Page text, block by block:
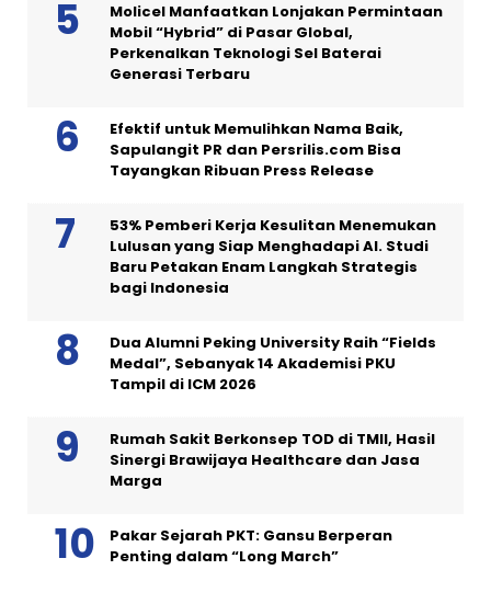
Molicel Manfaatkan Lonjakan Permintaan
Mobil “Hybrid” di Pasar Global,
Perkenalkan Teknologi Sel Baterai
Generasi Terbaru
Efektif untuk Memulihkan Nama Baik,
Sapulangit PR dan Persrilis.com Bisa
Tayangkan Ribuan Press Release
53% Pemberi Kerja Kesulitan Menemukan
Lulusan yang Siap Menghadapi AI. Studi
Baru Petakan Enam Langkah Strategis
bagi Indonesia
Dua Alumni Peking University Raih “Fields
Medal”, Sebanyak 14 Akademisi PKU
Tampil di ICM 2026
Rumah Sakit Berkonsep TOD di TMII, Hasil
Sinergi Brawijaya Healthcare dan Jasa
Marga
Pakar Sejarah PKT: Gansu Berperan
Penting dalam “Long March”